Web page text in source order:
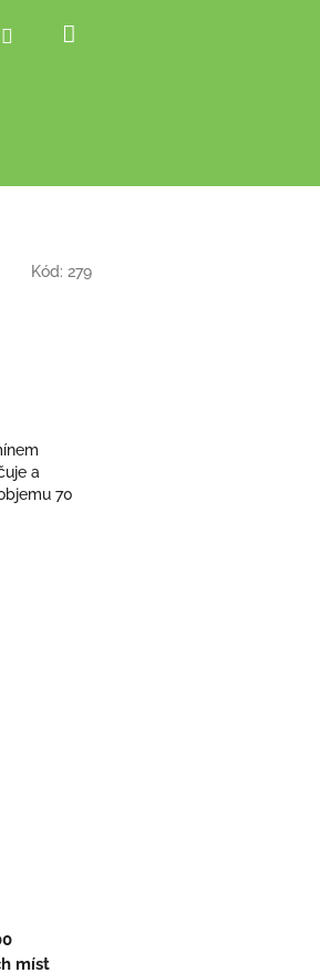
Přihlášení
Kód: 279
a
70
míst